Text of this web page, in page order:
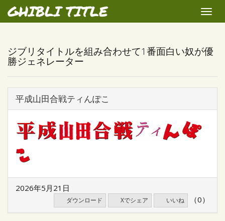
GHIBLI TITLE
Toggle
ジブリタイトルを組み合わせて1番面白い奴が優
勝ジェネレーター
平成山田合戦ティんぽこ
2026年5月21日
ダウンロード Xでシェア いいね （0）